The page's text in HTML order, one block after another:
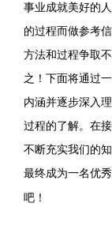
事业成就美好的
的过程而做参考
方法和过程争取
之！下面将通过
内涵并逐步深入
过程的了解。在
不断充实我们的
最终成为一名优
吧！